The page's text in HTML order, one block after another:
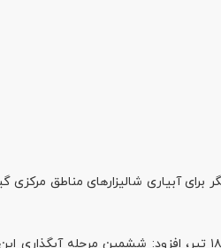
آبیاری شالیزار‌های مناطق
وی با اشاره به تداوم پنجمین مرحله آبگذاری کانال راست سنگر تا